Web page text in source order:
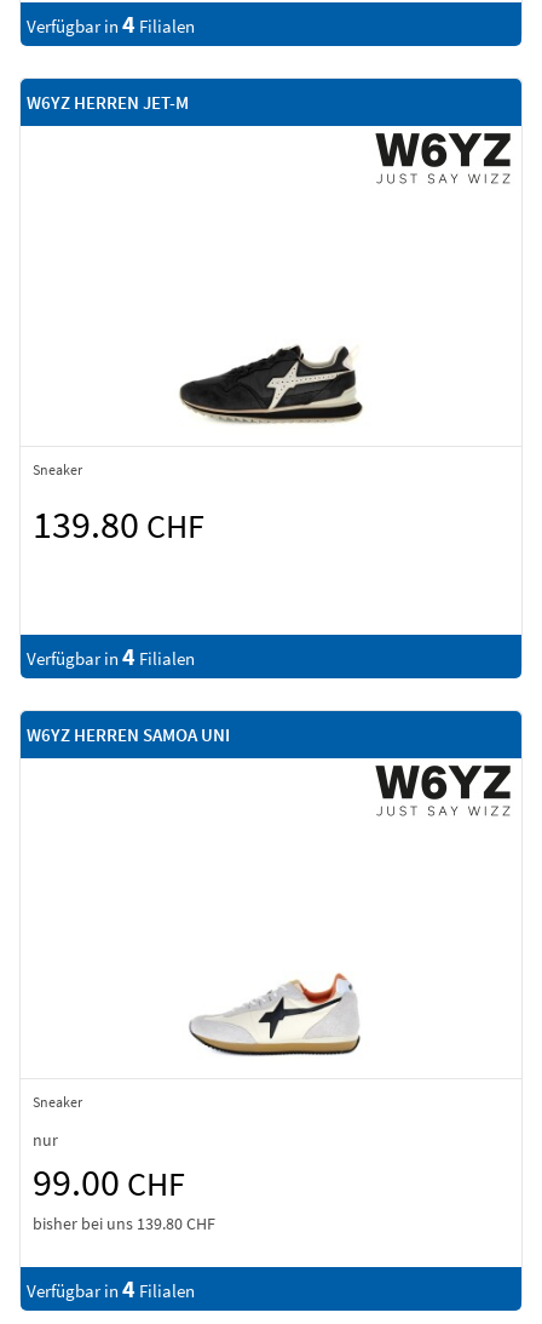
Verfügbar in 4 Filialen
W6YZ HERREN JET-M
Sneaker
139.80 CHF
Verfügbar in 4 Filialen
W6YZ HERREN SAMOA UNI
Sneaker
nur
99.00 CHF
bisher bei uns 139.80 CHF
Verfügbar in 4 Filialen